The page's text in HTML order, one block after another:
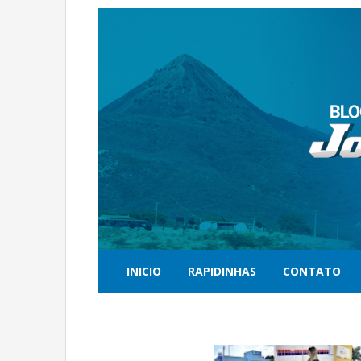
INICIO RAPIDINHAS CONTATO